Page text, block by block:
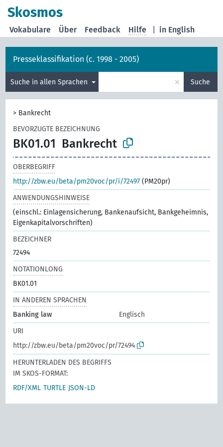
Skosmos
in English
Vokabulare Über Feedback Hilfe
Presseklassifikation (c. 1998 - 2005)
Suche in allen Sprachen × Suche
> Bankrecht
BEVORZUGTE BEZEICHNUNG
BK01.01 Bankrecht
OBERBEGRIFF
http://zbw.eu/beta/pm20voc/pr/i/72497 (PM20pr)
ANWENDUNGSHINWEISE
(einschl.: Einlagensicherung, Bankenaufsicht, Bankgeheimnis,
Eigenkapitalvorschriften)
BEZEICHNER
72494
NOTATIONLONG
BK01.01
IN ANDEREN SPRACHEN
Banking law
Englisch
URI
http://zbw.eu/beta/pm20voc/pr/72494
HERUNTERLADEN DES BEGRIFFS
IM SKOS-FORMAT:
RDF/XML TURTLE JSON-LD